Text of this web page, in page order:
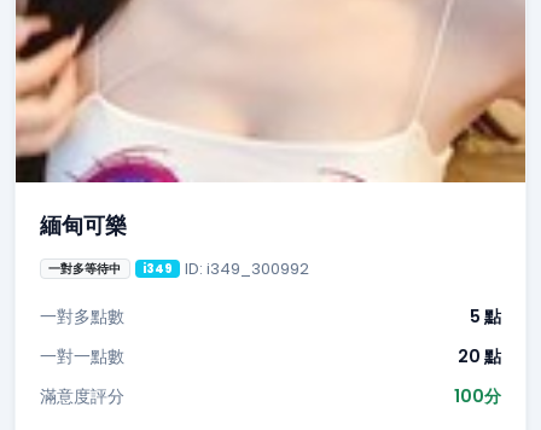
緬甸可樂
一對多等待中 i349 ID: i349_300992
一對多點數
5 點
一對一點數
20 點
滿意度評分
100分